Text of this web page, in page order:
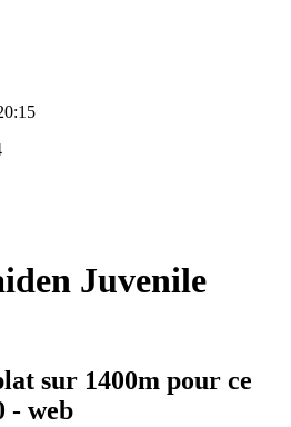
Juvenile
sur 1400m pour ce
- web